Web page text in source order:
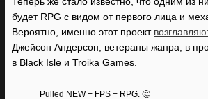
будет RPG с видом от первого лица и
Вероятно, именно этот проект
Джейсон Андерсон, ветераны жанра, в
в Black Isle и Troika Games.